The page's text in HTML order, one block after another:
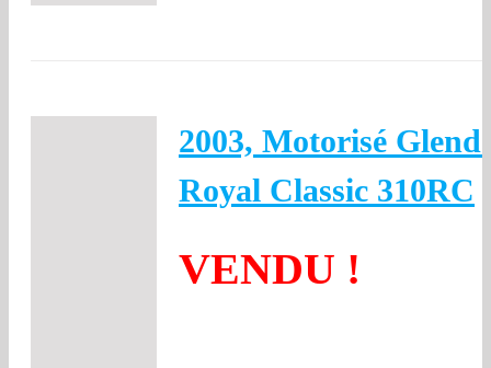
2003, Motorisé
Royal Classic 310RC
VENDU !